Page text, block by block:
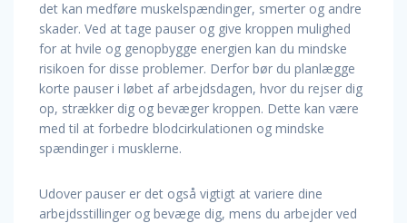
det kan medføre muskelspændinger, smerter og andre
skader. Ved at tage pauser og give kroppen mulighed
for at hvile og genopbygge energien kan du mindske
risikoen for disse problemer. Derfor bør du planlægge
korte pauser i løbet af arbejdsdagen, hvor du rejser dig
op, strækker dig og bevæger kroppen. Dette kan være
med til at forbedre blodcirkulationen og mindske
spændinger i musklerne.
Udover pauser er det også vigtigt at variere dine
arbejdsstillinger og bevæge dig, mens du arbejder ved